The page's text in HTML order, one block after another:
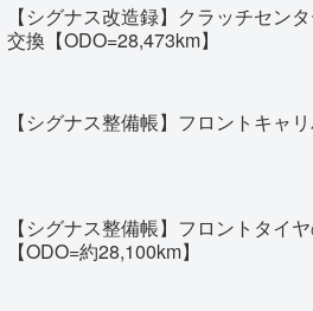
【シグナス改造録】クラッチセン
交換【ODO=28,473km】
【シグナス整備帳】フロントキャ
【シグナス整備帳】フロントタイ
【ODO=約28,100km】